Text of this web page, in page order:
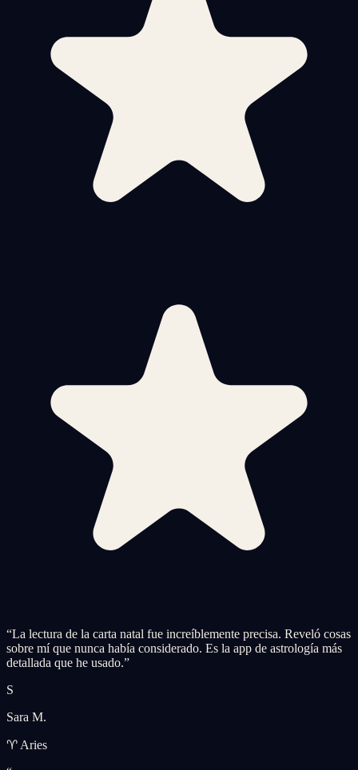
“La lectura de la carta natal fue increíblemente precisa. Reveló cosas
sobre mí que nunca había considerado. Es la app de astrología más
detallada que he usado.”
S
Sara M.
♈ Aries